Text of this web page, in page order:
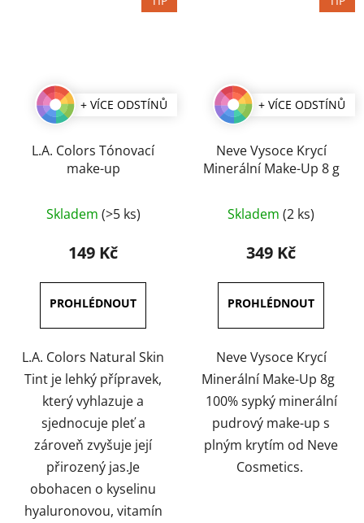
+ VÍCE ODSTÍNŮ
L.A. Colors Tónovací
make-up
Skladem (>5 ks)
149 Kč
L.A. Colors Natural Skin
Tint je lehký přípravek,
který vyhlazuje a
sjednocuje pleť a
zároveň zvyšuje její
přirozený jas.Je
obohacen o kyselinu
hyaluronovou, vitamín
+ VÍCE ODSTÍNŮ
Neve Vysoce Krycí
Minerální Make-Up 8 g
hodnocení
produktu
3,0
z
5
hvězdiček.
Skladem (2 ks)
349 Kč
Neve Vysoce Krycí
Minerální Make-Up 8g
100% sypký minerální
pudrový make-up s
plným krytím od Neve
Cosmetics.